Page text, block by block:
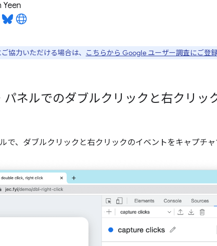
Yeen
協力いただける場合は、 こちらから Google ユーザー調査にご登
パネルでのダブルクリックと右クリッ
で、ダブルクリックと右クリックのイベントをキャプチャ